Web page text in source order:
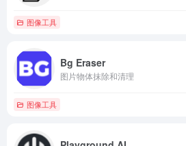
图像工具
Bg Eraser
图片物体抹除和清理
图像工具